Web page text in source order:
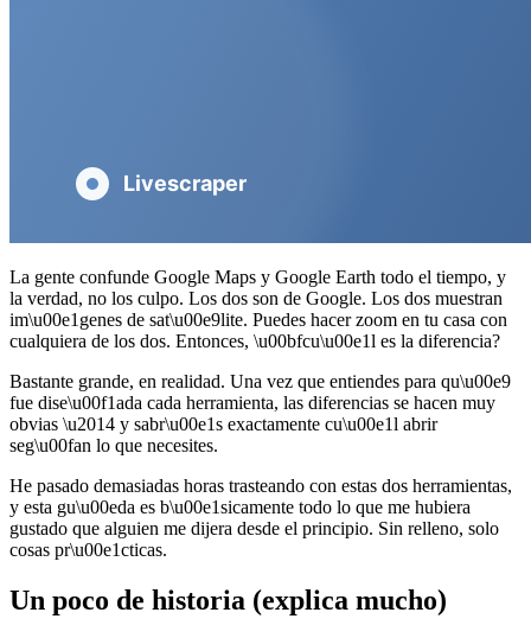
La gente confunde Google Maps y Google Earth todo el tiempo, y
la verdad, no los culpo. Los dos son de Google. Los dos muestran
im\u00e1genes de sat\u00e9lite. Puedes hacer zoom en tu casa con
cualquiera de los dos. Entonces, \u00bfcu\u00e1l es la diferencia?
Bastante grande, en realidad. Una vez que entiendes para qu\u00e9
fue dise\u00f1ada cada herramienta, las diferencias se hacen muy
obvias \u2014 y sabr\u00e1s exactamente cu\u00e1l abrir
seg\u00fan lo que necesites.
He pasado demasiadas horas trasteando con estas dos herramientas,
y esta gu\u00eda es b\u00e1sicamente todo lo que me hubiera
gustado que alguien me dijera desde el principio. Sin relleno, solo
cosas pr\u00e1cticas.
Un poco de historia (explica mucho)